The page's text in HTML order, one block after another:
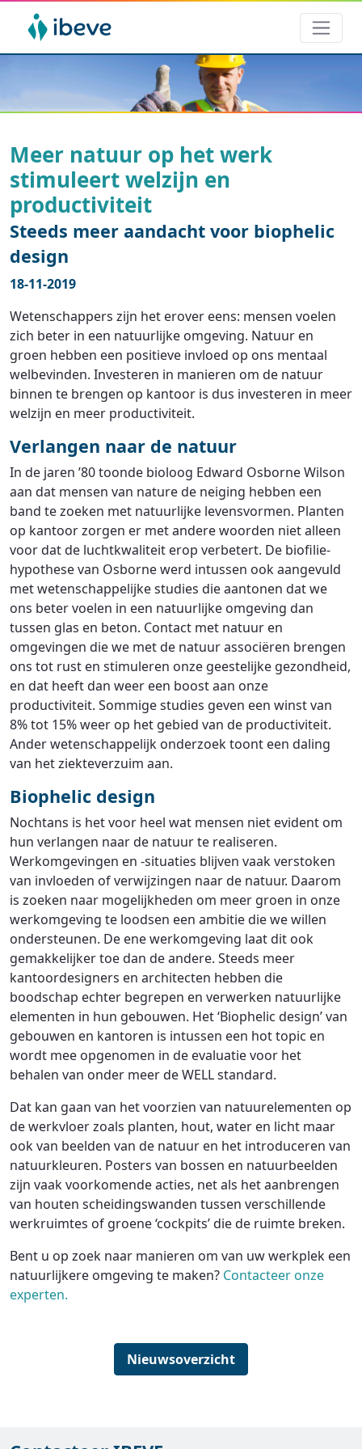
Meer natuur op het werk
stimuleert welzijn en
productiviteit
Steeds meer aandacht voor biophelic
design
18-11-2019
Wetenschappers zijn het erover eens: mensen voelen
zich beter in een natuurlijke omgeving. Natuur en
groen hebben een positieve invloed op ons mentaal
welbevinden. Investeren in manieren om de natuur
binnen te brengen op kantoor is dus investeren in meer
welzijn en meer productiviteit.
Verlangen naar de natuur
In de jaren ’80 toonde bioloog Edward Osborne Wilson
aan dat mensen van nature de neiging hebben een
band te zoeken met natuurlijke levensvormen. Planten
op kantoor zorgen er met andere woorden niet alleen
voor dat de luchtkwaliteit erop verbetert. De biofilie-
hypothese van Osborne werd intussen ook aangevuld
met wetenschappelijke studies die aantonen dat we
ons beter voelen in een natuurlijke omgeving dan
tussen glas en beton. Contact met natuur en
omgevingen die we met de natuur associëren brengen
ons tot rust en stimuleren onze geestelijke gezondheid,
en dat heeft dan weer een boost aan onze
productiviteit. Sommige studies geven een winst van
8% tot 15% weer op het gebied van de productiviteit.
Ander wetenschappelijk onderzoek toont een daling
van het ziekteverzuim aan.
Biophelic design
Nochtans is het voor heel wat mensen niet evident om
hun verlangen naar de natuur te realiseren.
Werkomgevingen en -situaties blijven vaak verstoken
van invloeden of verwijzingen naar de natuur. Daarom
is zoeken naar mogelijkheden om meer groen in onze
werkomgeving te loodsen een ambitie die we willen
ondersteunen. De ene werkomgeving laat dit ook
gemakkelijker toe dan de andere. Steeds meer
kantoordesigners en architecten hebben die
boodschap echter begrepen en verwerken natuurlijke
elementen in hun gebouwen. Het ‘Biophelic design’ van
gebouwen en kantoren is intussen een hot topic en
wordt mee opgenomen in de evaluatie voor het
behalen van onder meer de WELL standard.
Dat kan gaan van het voorzien van natuurelementen op
de werkvloer zoals planten, hout, water en licht maar
ook van beelden van de natuur en het introduceren van
natuurkleuren. Posters van bossen en natuurbeelden
zijn vaak voorkomende acties, net als het aanbrengen
van houten scheidingswanden tussen verschillende
werkruimtes of groene ‘cockpits’ die de ruimte breken.
Bent u op zoek naar manieren om van uw werkplek een
natuurlijkere omgeving te maken? Contacteer onze
experten.
Nieuwsoverzicht